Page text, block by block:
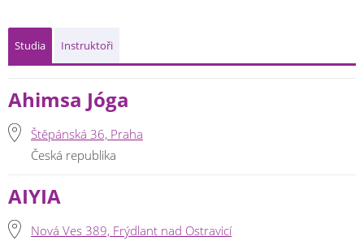
Studia Instruktoři
Ahimsa Jóga
Štěpánská 36, Praha
Česká republika
AIYIA
Nová Ves 389, Frýdlant nad Ostravicí